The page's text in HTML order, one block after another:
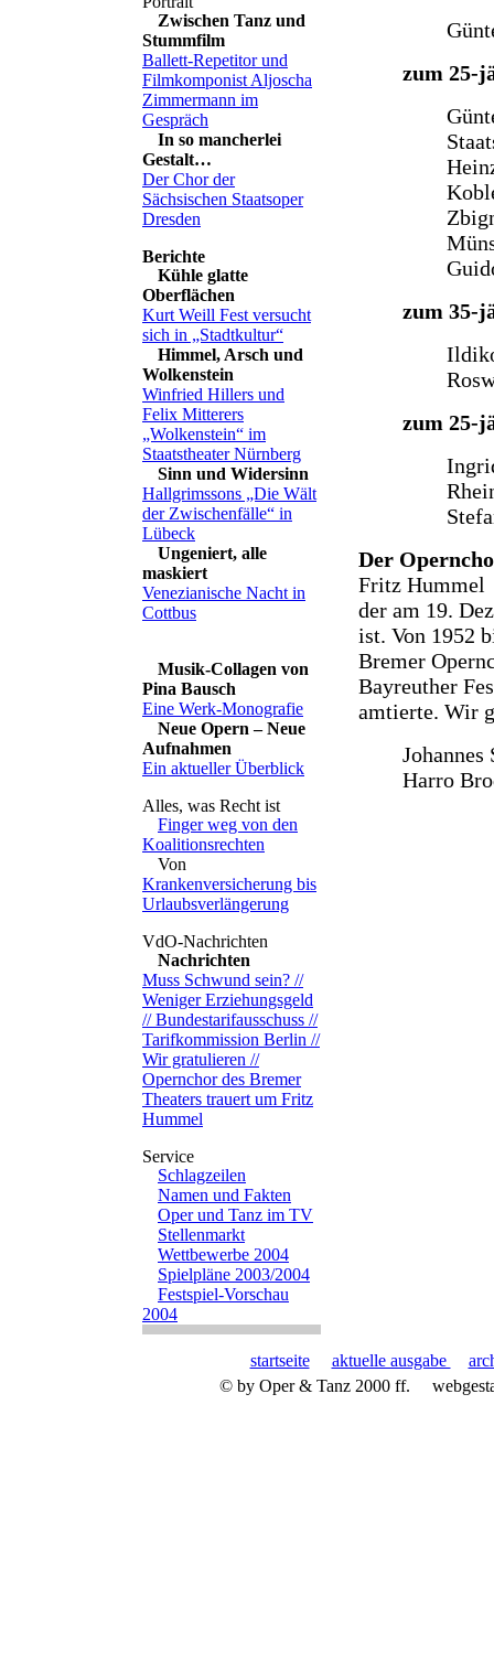
Zwischen Tanz und
Stummfilm
Ballett-Repetitor und
Filmkomponist Aljoscha
Zimmermann im
Gespräch
In so mancherlei
Gestalt…
Der Chor der
Sächsischen Staatsoper
Dresden
Kühle glatte
Oberflächen
Kurt Weill Fest versucht
sich in „Stadtkultur“
Himmel, Arsch und
Wolkenstein
Winfried Hillers und
Felix Mitterers
„Wolkenstein“ im
Staatstheater Nürnberg
Sinn und Widersinn
Hallgrimssons „Die Wält
der Zwischenfälle“ in
Lübeck
Ungeniert, alle
maskiert
Venezianische Nacht in
Cottbus
Musik-Collagen von
Pina Bausch
Eine Werk-Monografie
Neue Opern – Neue
Aufnahmen
Ein aktueller Überblick
Finger weg von den
Koalitionsrechten
Von
Krankenversicherung bis
Urlaubsverlängerung
Nachrichten
Muss Schwund sein? //
Weniger Erziehungsgeld
// Bundestarifausschuss //
Tarifkommission Berlin //
Wir gratulieren //
Opernchor des Bremer
Theaters trauert um Fritz
Hummel
Schlagzeilen
Namen und Fakten
Oper und Tanz im TV
Stellenmarkt
Wettbewerbe 2004
Spielpläne 2003/2004
Festspiel-Vorschau
2004
zum 25-
zum 35-
zum 25-
Der
Fritz Hummel
der am 19.
ist. Von 1952
Bremer
Bayreuther
amtierte. Wir
Harro
startseite aktuelle ausgabe
© by Oper & Tanz 2000 ff.